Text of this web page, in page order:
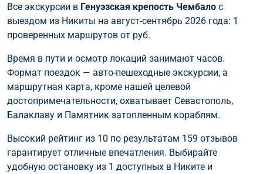
Все экскурсии в Генуэзская крепость Чембало с
выездом из Никиты на август-сентябрь 2026 года: 1
проверенных маршрутов от руб.
Время в пути и осмотр локаций занимают часов.
Формат поездок — авто-пешеходные экскурсии, а
маршрутная карта, кроме нашей целевой
достопримечательности, охватывает Севастополь,
Балаклаву и Памятник затопленным кораблям.
Высокий рейтинг из 10 по результатам 159 отзывов
гарантирует отличные впечатления. Выбирайте
удобную остановку из 1 доступных в Никите и